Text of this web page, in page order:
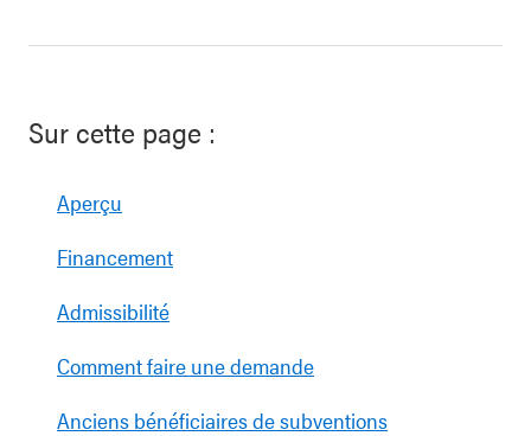
Sur cette page :
Aperçu
Financement
Admissibilité
Comment faire une demande
Anciens bénéficiaires de subventions